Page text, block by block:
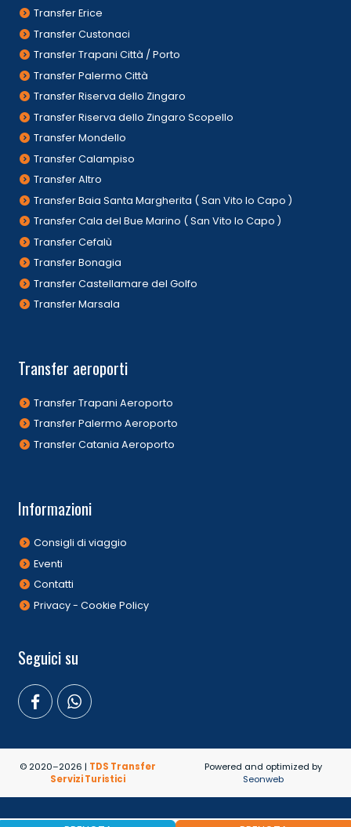
Transfer Erice
Transfer Custonaci
Transfer Trapani Città / Porto
Transfer Palermo Città
Transfer Riserva dello Zingaro
Transfer Riserva dello Zingaro Scopello
Transfer Mondello
Transfer Calampiso
Transfer Altro
Transfer Baia Santa Margherita ( San Vito lo Capo )
Transfer Cala del Bue Marino ( San Vito lo Capo )
Transfer Cefalù
Transfer Bonagia
Transfer Castellamare del Golfo
Transfer Marsala
Transfer aeroporti
Transfer Trapani Aeroporto
Transfer Palermo Aeroporto
Transfer Catania Aeroporto
Informazioni
Consigli di viaggio
Eventi
Contatti
Privacy - Cookie Policy
Seguici su
© 2020–2026 | TDS Transfer
Servizi Turistici
Powered and optimized by
Seonweb